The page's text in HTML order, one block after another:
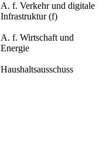
A. f. Verkehr und digitale
Infrastruktur (f)
A. f. Wirtschaft und
Energie
Haushaltsausschuss